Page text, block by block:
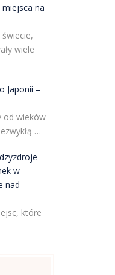
na
wiele
Japonii –
od wieków
…
–
w
nad
które